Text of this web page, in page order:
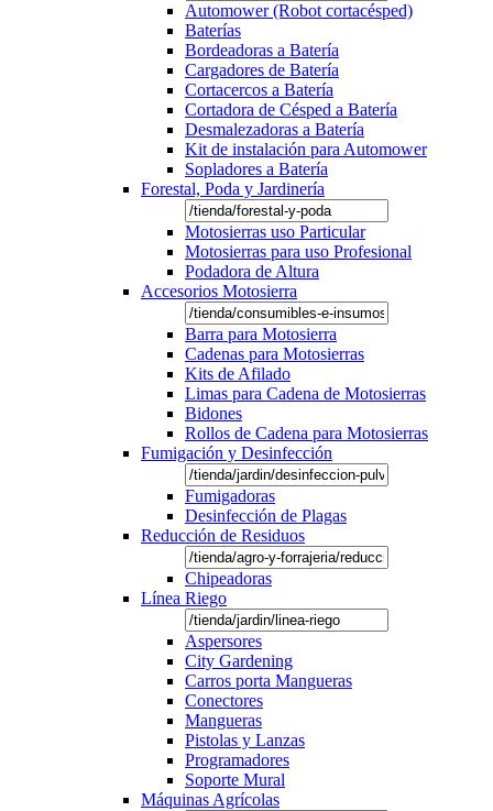
Automower (Robot cortacésped)
Baterías
Bordeadoras a Batería
Cargadores de Batería
Cortacercos a Batería
Cortadora de Césped a Batería
Desmalezadoras a Batería
Kit de instalación para Automower
Sopladores a Batería
Forestal, Poda y Jardinería
Motosierras uso Particular
Motosierras para uso Profesional
Podadora de Altura
Accesorios Motosierra
Barra para Motosierra
Cadenas para Motosierras
Kits de Afilado
Limas para Cadena de Motosierras
Bidones
Rollos de Cadena para Motosierras
Fumigación y Desinfección
Fumigadoras
Desinfección de Plagas
Reducción de Residuos
Chipeadoras
Línea Riego
Aspersores
City Gardening
Carros porta Mangueras
Conectores
Mangueras
Pistolas y Lanzas
Programadores
Soporte Mural
Máquinas Agrícolas